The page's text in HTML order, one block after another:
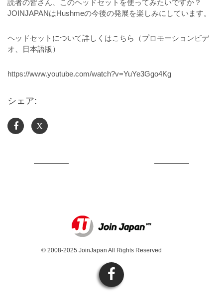
読者の皆さん、このヘッドセットを使ってみたいですか？
JOINJAPANはHushmeの今後の発展を楽しみにしています。
ヘッドセットについて詳しくはこちら（プロモーションビデ
オ、日本語版）
https://www.youtube.com/watch?v=YuYe3Ggo4Kg
シェア:
X
© 2008-2025 JoinJapan All Rights Reserved